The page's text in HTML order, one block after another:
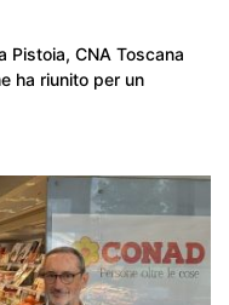
Pistoia, CNA Toscana
ha riunito per un